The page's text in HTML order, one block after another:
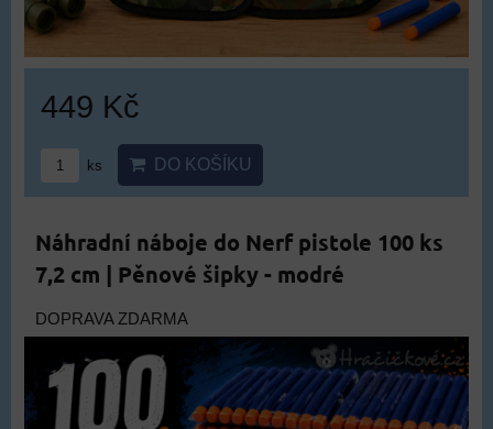
449 Kč
ks DO KOŠÍKU
Náhradní náboje do Nerf pistole 100 ks
7,2 cm | Pěnové šipky - modré
DOPRAVA ZDARMA